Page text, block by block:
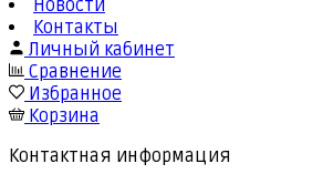
Новости
Контакты
Личный кабинет
Сравнение
Избранное
Корзина
Контактная информация